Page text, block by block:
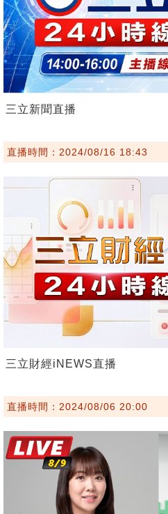
三立新聞直播
直播時間：2024/08/16 18:43
三立財經iNEWS直播
直播時間：2024/08/06 20:00